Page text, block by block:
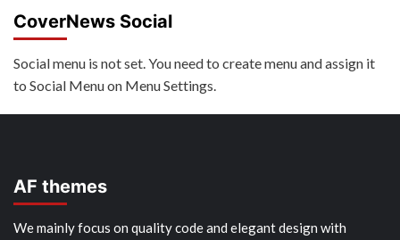
CoverNews Social
Social menu is not set. You need to create menu and assign it
to Social Menu on Menu Settings.
AF themes
We mainly focus on quality code and elegant design with